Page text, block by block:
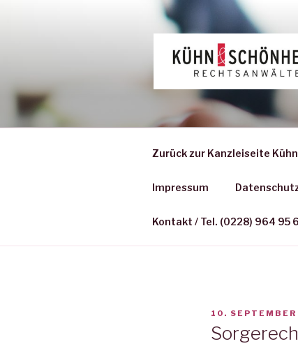
Zurück zur Kanzleiseite
Impressum
Kontakt / Tel. (0228) 964 95
AM
10.